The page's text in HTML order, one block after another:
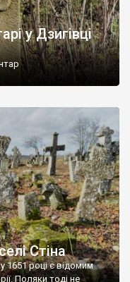
у Дзигівці
Стіна
1651 році є відомим
Поляки тоді не